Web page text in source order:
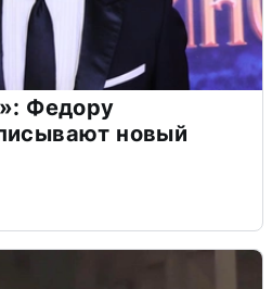
Федору
новый